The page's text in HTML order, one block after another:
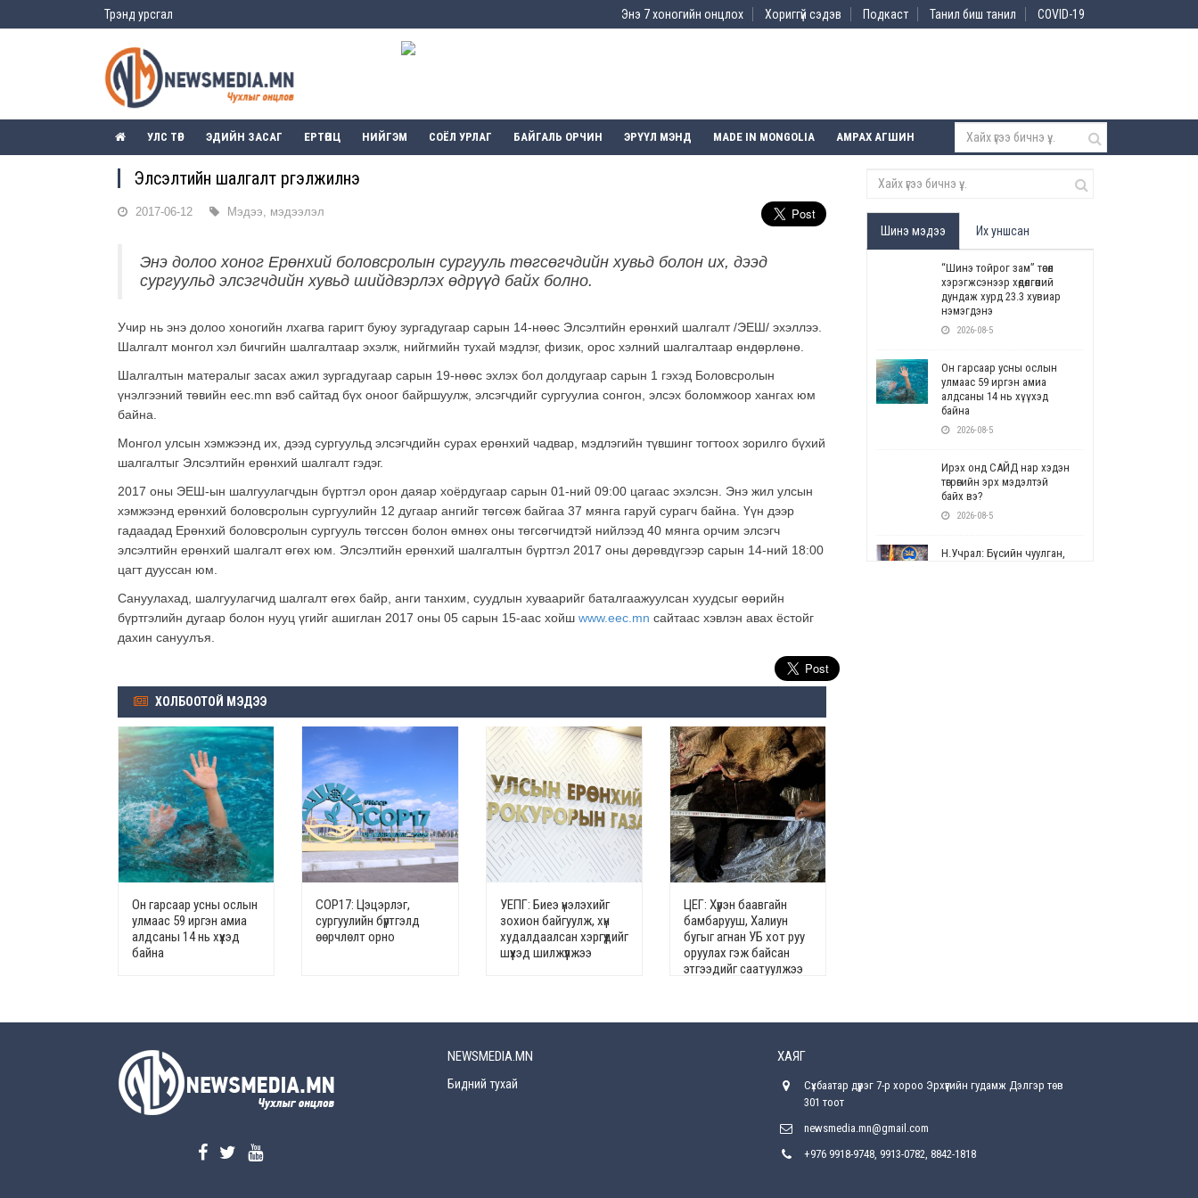
Трэнд урсгал Энэ 7 хоногийн онцлох Хориггүй сэдэв Подкаст Танил биш танил COVID-19
УЛС ТӨР ЭДИЙН ЗАСАГ ЕРТӨНЦ НИЙГЭМ СОЁЛ УРЛАГ БАЙГАЛЬ ОРЧИН ЭРҮҮЛ МЭНД MADE IN MONGOLIA АМРАХ АГШИН
Элсэлтийн шалгалт үргэлжилнэ
2017-06-12 Мэдээ, мэдээлэл
Энэ долоо хоног Ерөнхий боловсролын сургууль төгсөгчдийн хувьд болон их, дээд
сургуульд элсэгчдийн хувьд шийдвэрлэх өдрүүд байх болно.
Учир нь энэ долоо хоногийн лхагва гаригт буюу зургадугаар сарын 14-нөөс Элсэлтийн ерөнхий шалгалт /ЭЕШ/ эхэллээ.
Шалгалт монгол хэл бичгийн шалгалтаар эхэлж, нийгмийн тухай мэдлэг, физик, орос хэлний шалгалтаар өндөрлөнө.
Шалгалтын матералыг засах ажил зургадугаар сарын 19-нөөс эхлэх бол долдугаар сарын 1 гэхэд Боловсролын
үнэлгээний төвийн eec.mn вэб сайтад бүх оноог байршуулж, элсэгчдийг сургуулиа сонгон, элсэх боломжоор хангах юм
байна.
Монгол улсын хэмжээнд их, дээд сургуульд элсэгчдийн сурах ерөнхий чадвар, мэдлэгийн түвшинг тогтоох зорилго бүхий
шалгалтыг Элсэлтийн ерөнхий шалгалт гэдэг.
2017 оны ЭЕШ-ын шалгуулагчдын бүртгэл орон даяар хоёрдугаар сарын 01-ний 09:00 цагаас эхэлсэн. Энэ жил улсын
хэмжээнд ерөнхий боловсролын сургуулийн 12 дугаар ангийг төгсөж байгаа 37 мянга гаруй сурагч байна. Үүн дээр
гадаадад Ерөнхий боловсролын сургууль төгссөн болон өмнөх оны төгсөгчидтэй нийлээд 40 мянга орчим элсэгч
элсэлтийн ерөнхий шалгалт өгөх юм. Элсэлтийн ерөнхий шалгалтын бүртгэл 2017 оны дөрөвдүгээр сарын 14-ний 18:00
цагт дууссан юм.
Сануулахад, шалгуулагчид шалгалт өгөх байр, анги танхим, суудлын хуваарийг баталгаажуулсан хуудсыг өөрийн
бүртгэлийн дугаар болон нууц үгийг ашиглан 2017 оны 05 сарын 15-аас хойш www.eec.mn сайтаас хэвлэн авах ёстойг
дахин сануулъя.
ХОЛБООТОЙ МЭДЭЭ
Он гарсаар усны ослын
улмаас 59 иргэн амиа
алдсаны 14 нь хүүхэд
байна
СОР17: Цэцэрлэг,
сургуулийн бүртгэлд
өөрчлөлт орно
УЕПГ: Биеэ үнэлэхийг
зохион байгуулж, хүн
худалдаалсан хэргүүдийг
шүүхэд шилжүүлжээ
ЦЕГ: Хүрэн баавгайн
бамбарууш, Халиун
бугыг агнан УБ хот руу
оруулах гэж байсан
этгээдийг саатуулжээ
Шинэ мэдээ Их уншсан
“Шинэ тойрог зам” төсөл
хэрэгжсэнээр хөдөлгөөний
дундаж хурд 23.3 хувиар
нэмэгдэнэ
2026-08-5
Он гарсаар усны ослын
улмаас 59 иргэн амиа
алдсаны 14 нь хүүхэд
байна
2026-08-5
Ирэх онд САЙД нар хэдэн
төгрөгийн эрх мэдэлтэй
байх вэ?
2026-08-5
Н.Учрал: Бүсийн чуулган,
Улсын онцгой комисс
2026-07-30
NEWSMEDIA.MN
Бидний тухай
ХАЯГ
Сүхбаатар дүүрэг 7-р хороо Эрхүүгийн гудамж Дэлгэр төв
301 тоот
newsmedia.mn@gmail.com
+976 9918-9748, 9913-0782, 8842-1818